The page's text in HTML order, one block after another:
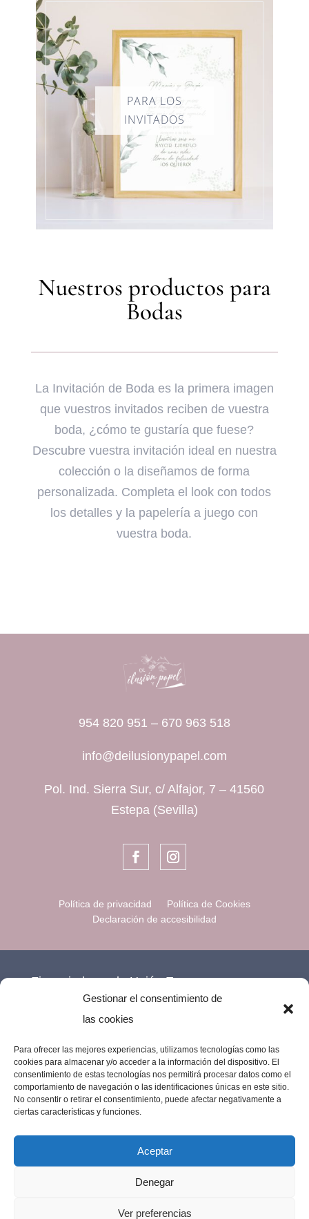
Gestionar el consentimiento de
las cookies
Para ofrecer las mejores experiencias, utilizamos tecnologías como las
cookies para almacenar y/o acceder a la información del dispositivo. El
consentimiento de estas tecnologías nos permitirá procesar datos como el
comportamiento de navegación o las identificaciones únicas en este sitio.
No consentir o retirar el consentimiento, puede afectar negativamente a
ciertas características y funciones.
Aceptar
Denegar
Ver preferencias
Nuestros productos para
Bodas
La Invitación de Boda es la primera imagen
que vuestros invitados reciben de vuestra
boda, ¿cómo te gustaría que fuese?
Descubre vuestra invitación ideal en nuestra
colección o la diseñamos de forma
personalizada. Completa el look con todos
los detalles y la papelería a juego con
vuestra boda.
954 820 951 – 670 963 518
info@deilusionypapel.com
Pol. Ind. Sierra Sur, c/ Alfajor, 7 – 41560
Estepa (Sevilla)
Política de privacidad
Política de Cookies
Declaración de accesibilidad
Financiado por la Unión Europea –
NextGenerationEU.
Imprenta Los Remedios © 2023 | Todos los